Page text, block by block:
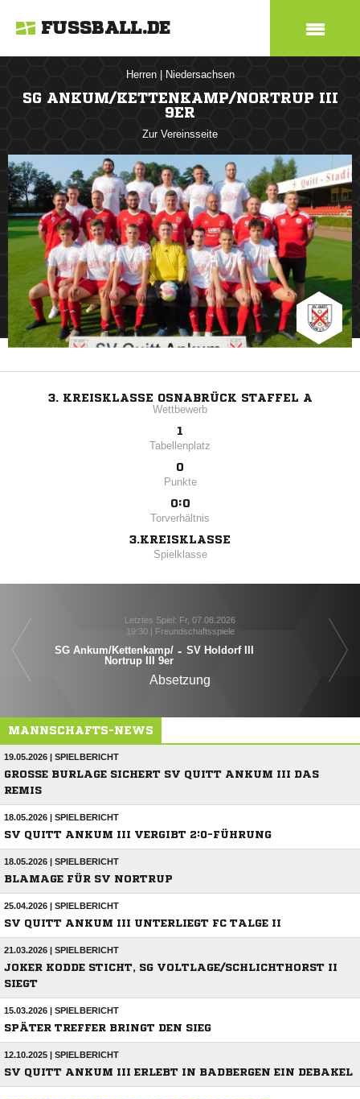
FUSSBALL.DE
Herren Niedersachsen
SG ANKUM/KETTENKAMP/NORTRUP III
9ER
Zur Vereinsseite
3. KREISKLASSE OSNABRÜCK STAFFEL A
Wettbewerb
1
Tabellenplatz
0
Punkte
0:0
Torverhältnis
3.KREISKLASSE
Spielklasse
Letztes Spiel: Fr, 07.08.2026
19:30 | Freundschaftsspiele
SG Ankum/​Kettenkamp/​
Nortrup III 9er
- SV Holdorf III
Absetzung
MANNSCHAFTS-NEWS
19.05.2026 | SPIELBERICHT
GROSSE BURLAGE SICHERT SV QUITT ANKUM III DAS R
EMIS
18.05.2026 | SPIELBERICHT
SV QUITT ANKUM III VERGIBT 2:0-FÜHRUNG
18.05.2026 | SPIELBERICHT
BLAMAGE FÜR SV NORTRUP
25.04.2026 | SPIELBERICHT
SV QUITT ANKUM III UNTERLIEGT FC TALGE II
21.03.2026 | SPIELBERICHT
JOKER KODDE STICHT, SG VOLTLAGE/SCHLICHTHORST II
SIEGT
15.03.2026 | SPIELBERICHT
SPÄTER TREFFER BRINGT DEN SIEG
12.10.2025 | SPIELBERICHT
SV QUITT ANKUM III ERLEBT IN BADBERGEN EIN DEBAKEL